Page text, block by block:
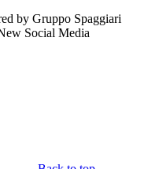
by Gruppo Spaggiari
Social Media